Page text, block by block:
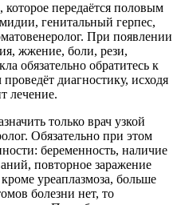
передаётся половым
генитальный герпес,
При появлении
жжение, боли, рези,
обязательно обратитесь к
диагностику, исходя
лечение.
только врач узкой
Обязательно при этом
беременность, наличие
повторное заражение
уреаплазмоза, больше
болезни нет, то